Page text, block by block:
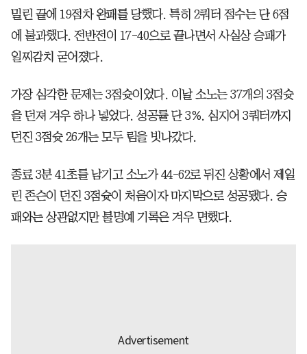
밀린 끝에 19점차 완패를 당했다. 특히 2쿼터 점수는 단 6점
에 불과했다. 전반전이 17-40으로 끝나면서 사실상 승패가
일찌감치 굳어졌다.
가장 심각한 문제는 3점슛이었다. 이날 소노는 37개의 3점슛
을 던져 겨우 하나 넣었다. 성공률 단 3%. 심지어 3쿼터까지
던진 3점슛 26개는 모두 림을 빗나갔다.
종료 3분 41초를 남기고 소노가 44-62로 뒤진 상황에서 제일
린 존슨이 던진 3점슛이 처음이자 마지막으로 성공됐다. 승
패와는 상관없지만 불명예 기록은 겨우 면했다.